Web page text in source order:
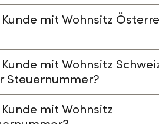
mit Wohnsitz
mit Wohnsitz
Steuernummer?
mit Wohnsitz